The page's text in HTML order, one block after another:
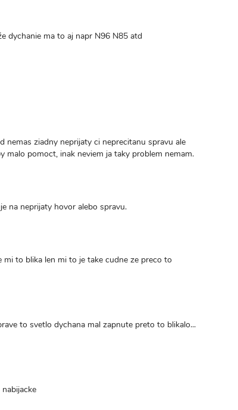
dychanie ma to aj napr N96 N85 atd
nemas ziadny neprijaty ci neprecitanu spravu ale
pomoct, inak neviem ja taky problem nemam.
na neprijaty hovor alebo spravu.
to blika len mi to je take cudne ze preco to
to svetlo dychana mal zapnute preto to blikalo...